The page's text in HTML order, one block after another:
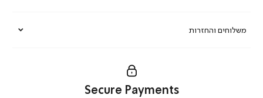
משלוחים והחזרות
Secure Payments